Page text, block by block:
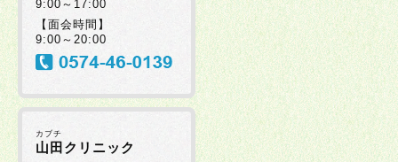
9:00～17:00
【面会時間】
9:00～20:00
カブチ
山田クリニック